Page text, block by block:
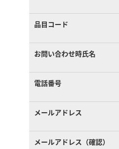
品目コード
お問い合わせ時氏名
電話番号
メールアドレス
メールアドレス（確認）